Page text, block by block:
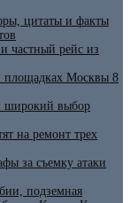
цитаты и факты
частный рейс из
площадках Москвы 8
широкий выбор
на ремонт трех
за съемку атаки
подземная